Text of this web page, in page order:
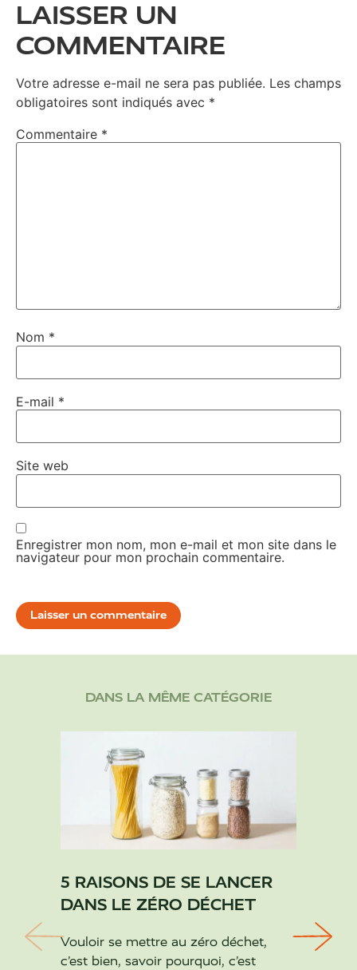
LAISSER UN
COMMENTAIRE
Votre adresse e-mail ne sera pas publiée. Les champs
obligatoires sont indiqués avec *
Commentaire *
Nom *
E-mail *
Site web
Enregistrer mon nom, mon e-mail et mon site dans le
navigateur pour mon prochain commentaire.
DANS LA MÊME CATÉGORIE
5 RAISONS DE SE LANCER
DANS LE ZÉRO DÉCHET
Vouloir se mettre au zéro déchet,
c’est bien, savoir pourquoi, c’est